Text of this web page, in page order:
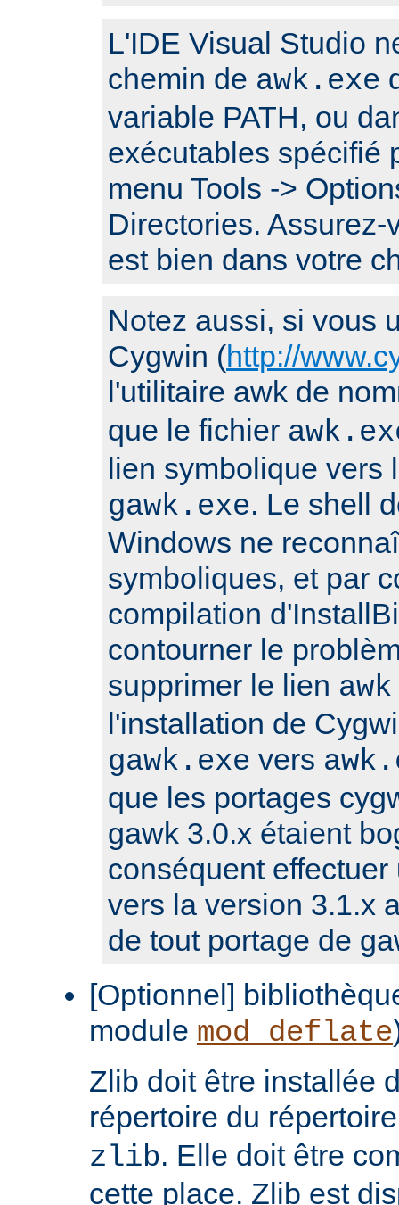
L'IDE Visual Studio
chemin de awk.exe
variable PATH, ou
exécutables spécifié
menu Tools ->
Directories.
est bien dans votre
Notez aussi, si vous
Cygwin (http://
l'utilitaire awk de
que le fichier
lien symbolique vers
gawk.exe. Le shell
Windows ne
symboliques, et par
compilation
contourner le
supprimer le lien
l'installation de
gawk.exe vers
que les portages
gawk 3.0.x étaient
conséquent
vers la version 3.1.x
de tout portage de
[Optionnel]
module mod_deflate
Zlib doit être installée
répertoire du
zlib. Elle doit être
cette place. Zlib est